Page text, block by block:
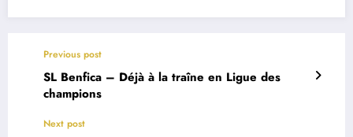
Previous post
SL Benfica – Déjà à la traîne en Ligue des
champions
Next post